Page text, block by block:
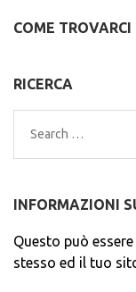
COME TROVARCI
RICERCA
Search
for:
INFORMAZIONI
Questo può
stesso ed il tuo